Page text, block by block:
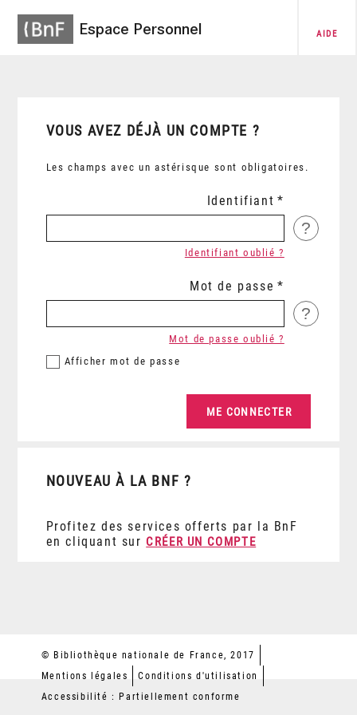
Espace Personnel AIDE
VOUS AVEZ DÉJÀ UN COMPTE ?
Les champs avec un astérisque sont obligatoires.
Identifiant
?
Identifiant oublié ?
Mot de passe
?
Afficher mot de passe
Mot de passe oublié ?
NOUVEAU À LA BNF ?
Profitez des services offerts par la BnF
en cliquant sur CRÉER UN COMPTE
© Bibliothèque nationale de France, 2017
Mentions légales
Conditions d'utilisation
Accessibilité : Partiellement conforme